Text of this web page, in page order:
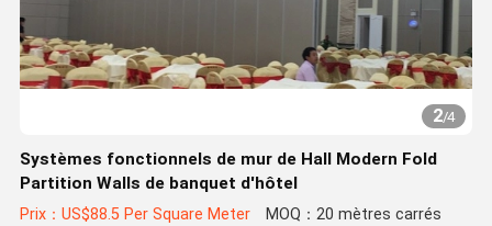
2/4
Systèmes fonctionnels de mur de Hall Modern Fold
Partition Walls de banquet d'hôtel
Prix：US$88.5 Per Square Meter MOQ：20 mètres carrés